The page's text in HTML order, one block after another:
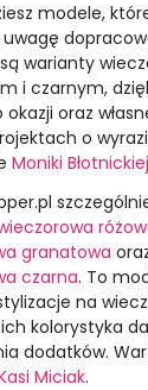
modele,
warianty
i czarnym,
oraz
o
Moniki Błotnickiej
granatowa
czarna. To
na
kolorystyka
dodatków.
Miciak.